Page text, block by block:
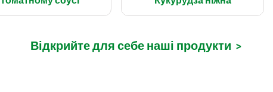
Відкрийте для себе наші продукти >